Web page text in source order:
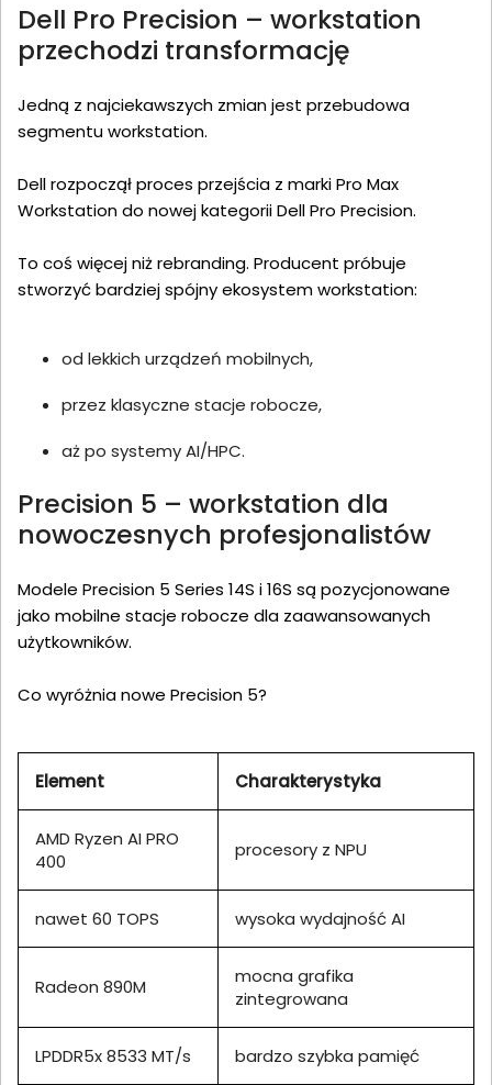
Dell Pro Precision – workstation
przechodzi transformację
Jedną z najciekawszych zmian jest przebudowa
segmentu workstation.
Dell rozpoczął proces przejścia z marki Pro Max
Workstation do nowej kategorii Dell Pro Precision.
To coś więcej niż rebranding. Producent próbuje
stworzyć bardziej spójny ekosystem workstation:
od lekkich urządzeń mobilnych,
przez klasyczne stacje robocze,
aż po systemy AI/HPC.
Precision 5 – workstation dla
nowoczesnych profesjonalistów
Modele Precision 5 Series 14S i 16S są pozycjonowane
jako mobilne stacje robocze dla zaawansowanych
użytkowników.
Co wyróżnia nowe Precision 5?
Element Charakterystyka
AMD Ryzen AI PRO
400
procesory z NPU
nawet 60 TOPS wysoka wydajność AI
Radeon 890M
mocna grafika
zintegrowana
LPDDR5x 8533 MT/s bardzo szybka pamięć